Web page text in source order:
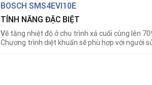
BOSCH SMS4EVI10E
TÍNH NĂNG ĐẶC BIỆT
Vẽ tăng nhiệt độ ở chu trình xả cuối cùng lên
Chương trình diệt khuẩn sẽ phù hợp với người